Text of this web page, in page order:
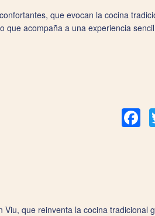
que evocan la cocina
acompaña a una experiencia
que reinventa la cocina tradicional